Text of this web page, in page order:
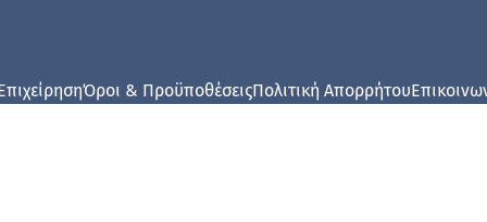
Όροι & ΠροϋποθέσειςΠολιτική Απορρήτου